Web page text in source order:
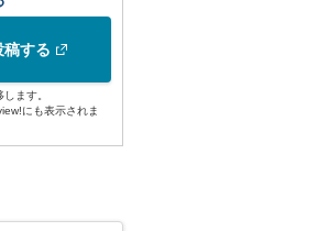
する
ます。
にも表示されま